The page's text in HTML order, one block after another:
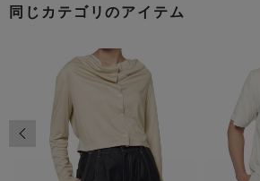
同じカテゴリのアイテム
前の画像